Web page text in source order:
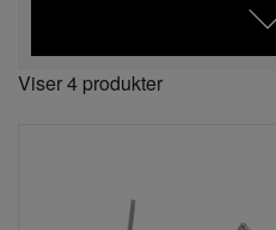
Viser 4 produkter